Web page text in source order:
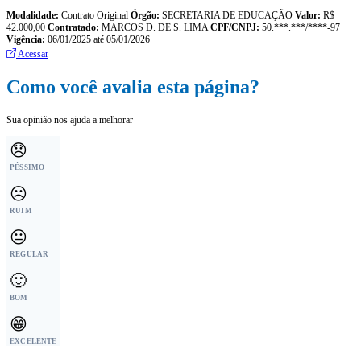
(armazenamento em nuvem) para consultar, pesquisar, compartilhar e imprimir os
documentos com acesso aos dados vitalício junto as diversas secretaria do município de
moraújo/ce
Modalidade: Contrato Original Órgão: SECRETARIA DE EDUCAÇÃO Valor: R$
42.000,00 Contratado: MARCOS D. DE S. LIMA CPF/CNPJ: 50.***.***/****-97
Vigência: 06/01/2025 até 05/01/2026
Acessar
Como você avalia esta página?
Sua opinião nos ajuda a melhorar
😞
PÉSSIMO
☹️
RUIM
😐
REGULAR
🙂
BOM
😁
EXCELENTE